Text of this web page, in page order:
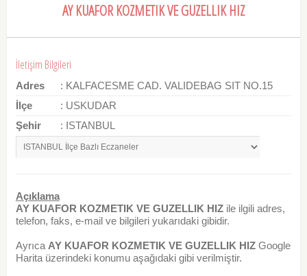
AY KUAFOR KOZMETIK VE GUZELLIK HIZ
İletişim Bilgileri
Adres
: KALFACESME CAD. VALIDEBAG SIT NO.15
İlçe
: USKUDAR
Şehir
: ISTANBUL
Açıklama
AY KUAFOR KOZMETIK VE GUZELLIK HIZile ilgili adres,
telefon, faks, e-mail ve bilgileri yukarıdaki gibidir.
AyrıcaAY KUAFOR KOZMETIK VE GUZELLIK HIZGoogle
Harita üzerindeki konumu aşağıdaki gibi verilmiştir.